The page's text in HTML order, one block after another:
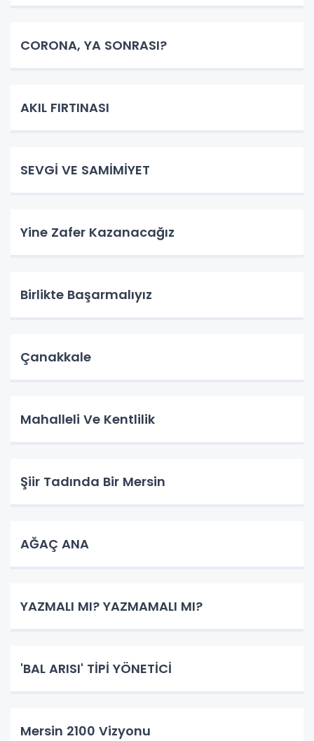
CORONA, YA SONRASI?
AKIL FIRTINASI
SEVGİ VE SAMİMİYET
Yine Zafer Kazanacağız
Birlikte Başarmalıyız
Çanakkale
Mahalleli Ve Kentlilik
Şiir Tadında Bir Mersin
AĞAÇ ANA
YAZMALI MI? YAZMAMALI MI?
'BAL ARISI' TİPİ YÖNETİCİ
Mersin 2100 Vizyonu